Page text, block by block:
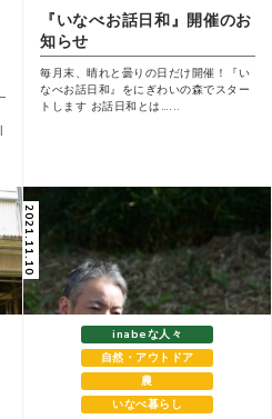
『いなべお話日和』開催のお
知らせ
毎月末、晴れと曇りの日だけ開催！『い
なべお話日和』をにぎわいの森でスター
トします お話日和とは…...
2021.11.10
inabeな人々
自然・アウトドア
農
いなべ暮らし